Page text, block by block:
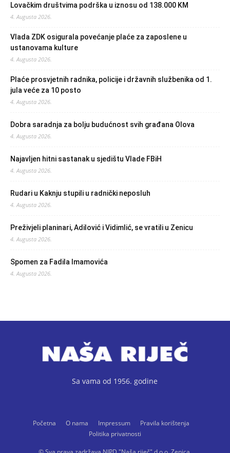
Lovačkim društvima podrška u iznosu od 138.000 KM
4. Augusta 2026.
Vlada ZDK osigurala povećanje plaće za zaposlene u
ustanovama kulture
4. Augusta 2026.
Plaće prosvjetnih radnika, policije i državnih službenika od 1.
jula veće za 10 posto
4. Augusta 2026.
Dobra saradnja za bolju budućnost svih građana Olova
4. Augusta 2026.
Najavljen hitni sastanak u sjedištu Vlade FBiH
4. Augusta 2026.
Rudari u Kaknju stupili u radnički neposluh
4. Augusta 2026.
Preživjeli planinari, Adilović i Vidimlić, se vratili u Zenicu
4. Augusta 2026.
Spomen za Fadila Imamovića
4. Augusta 2026.
Sa vama od 1956. godine
Početna O nama Impressum
Pravila korištenja
Politika privatnosti